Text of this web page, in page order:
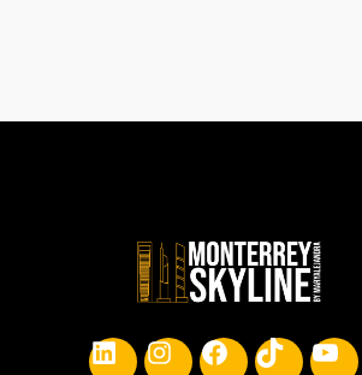
LinkedInInstagram
Facebook
TikTok